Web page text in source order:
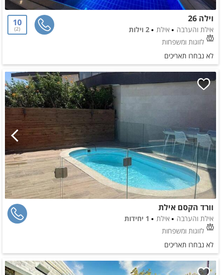
וילה 26
אילת והערבה אילת
2 וילות
לזוגות ומשפחות
10
2
לא נבחרו תאריכים
וורד הקסם אילת
אילת והערבה אילת
1 יחידות
לזוגות ומשפחות
לא נבחרו תאריכים